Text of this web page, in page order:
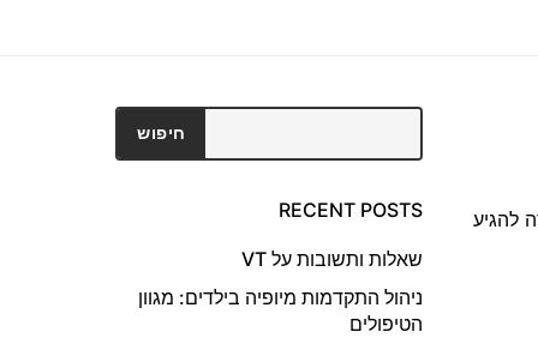
להגיע
חיפוש
RECENT POSTS
שאלות ותשובות על VT
ניהול התקדמות מיופיה בילדים: מגוון
הטיפולים